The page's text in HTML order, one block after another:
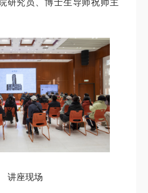
研究员、博士生导师祝帅主
讲座现场